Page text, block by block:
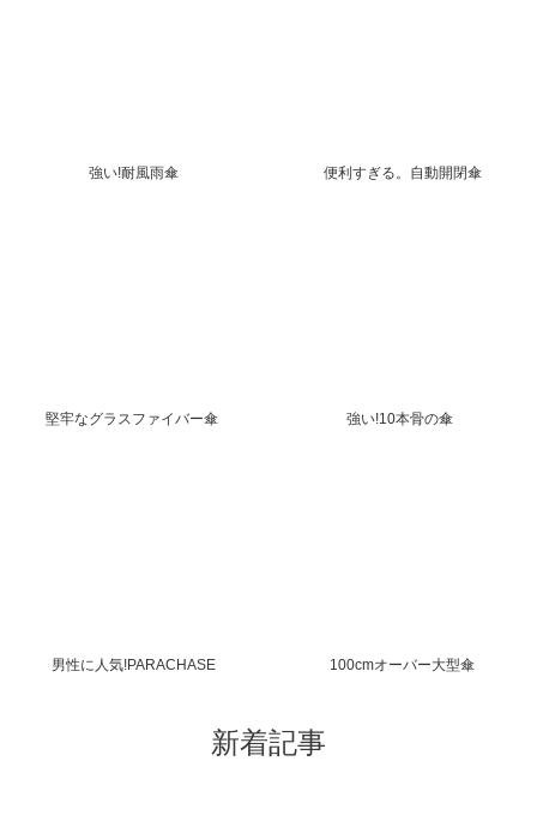
強い!耐風雨傘 便利すぎる。自動開閉傘
堅牢なグラスファイバー傘 強い!10本骨の傘
男性に人気!PARACHASE 100cmオーバー大型傘
新着記事